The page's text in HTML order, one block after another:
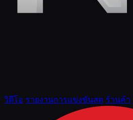
วิดีโอ รายงานการแข่งขันสด ร้านค้า